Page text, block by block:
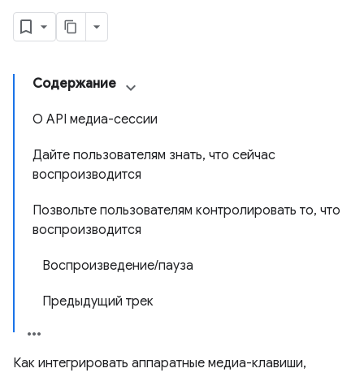
Содержание
О API медиа-сессии
Дайте пользователям знать, что сейчас
воспроизводится
Позвольте пользователям контролировать то, что
воспроизводится
Воспроизведение/пауза
Предыдущий трек
Как интегрировать аппаратные медиа-клавиши,